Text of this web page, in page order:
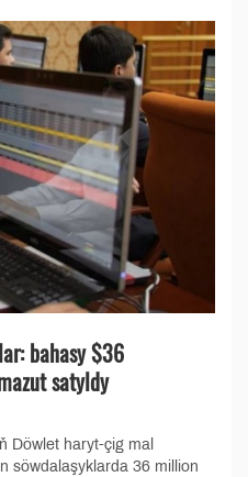
bahasy $36
satyldy
Döwlet haryt-çig mal
söwdalaşyklarda 36 million